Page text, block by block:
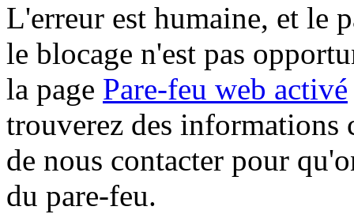
L'erreur est humaine, et le
le blocage n'est pas
la page Pare-feu web activé
trouverez des informations
de nous contacter pour
du pare-feu.